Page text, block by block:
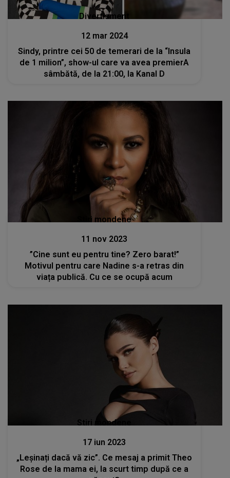
Divertisment
12 mar 2024
Sindy, printre cei 50 de temerari de la “Insula
de 1 milion”, show-ul care va avea premierA
sâmbătă, de la 21:00, la Kanal D
Stiri mondene
11 nov 2023
”Cine sunt eu pentru tine? Zero barat!”
Motivul pentru care Nadine s-a retras din
viața publică. Cu ce se ocupă acum
Stiri mondene
17 iun 2023
„Leșinați dacă vă zic”. Ce mesaj a primit Theo
Rose de la mama ei, la scurt timp după ce a